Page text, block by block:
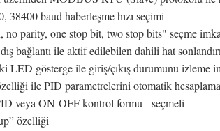
38400 baud haberleşme hızı seçimi
no parity, one stop bit, two stop bits" seçme
bağlantı ile aktif edilebilen dahili hat
LED gösterge ile giriş/çıkış durumunu izleme
ile PID parametrelerini otomatik hesaplama
veya ON-OFF kontrol formu - seçmeli
özelliği